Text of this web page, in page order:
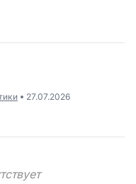
27.07.2026